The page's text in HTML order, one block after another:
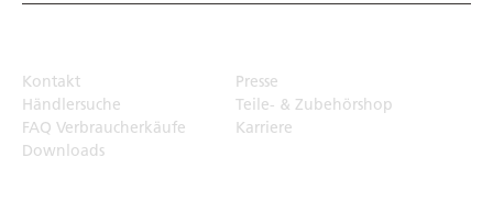
Kontakt
Presse
Händlersuche
Teile- & Zubehörshop
FAQ Verbraucherkäufe
Karriere
Downloads